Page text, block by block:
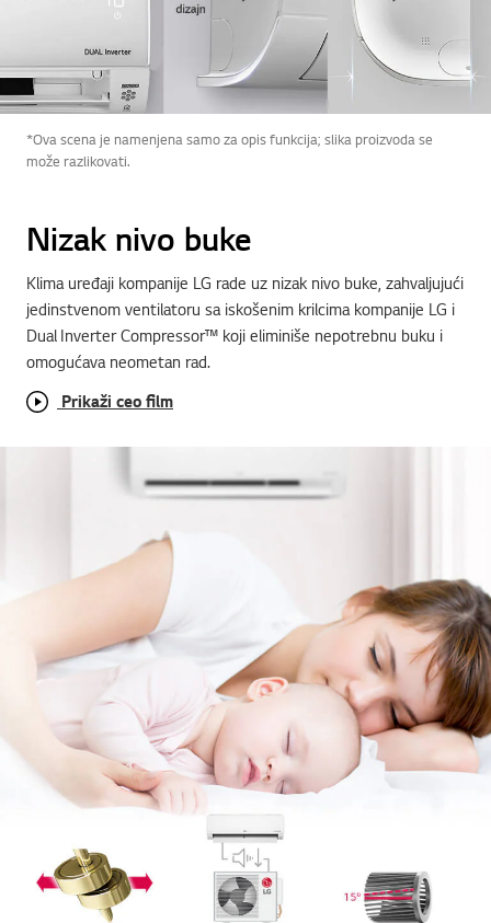
*Ova scena je namenjena samo za opis funkcija; slika proizvoda se
može razlikovati.
Nizak nivo buke
Klima uređaji kompanije LG rade uz nizak nivo buke, zahvaljujući
jedinstvenom ventilatoru sa iskošenim krilcima kompanije LG i
Dual Inverter Compressor™ koji eliminiše nepotrebnu buku i
omogućava neometan rad.
Prikaži ceo film